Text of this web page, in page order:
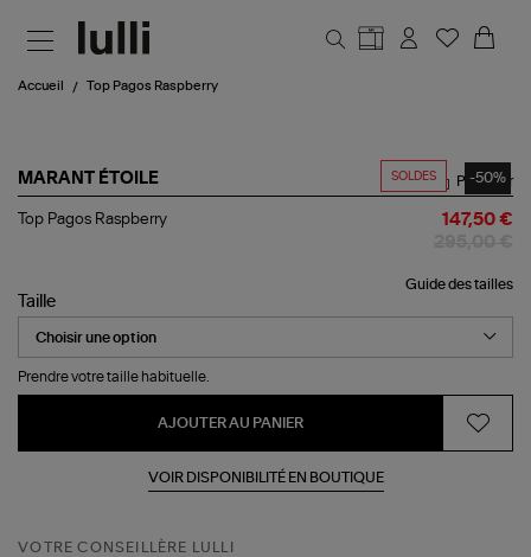
Accueil Top Pagos Raspberry
SOLDES -50%
MARANT ÉTOILE
Top
Partager
Top Pagos Raspberry 147,50 €
Guide des tailles
Taille
Prendre votre taille habituelle.
AJOUTER AU PANIER
VOIR DISPONIBILITÉ EN BOUTIQUE
VOTRE CONSEILLÈRE LULLI